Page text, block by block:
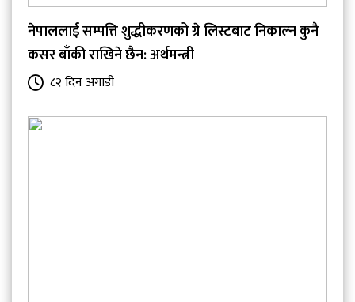
नेपाललाई सम्पत्ति शुद्धीकरणको ग्रे लिस्टबाट निकाल्न कुनै
कसर बाँकी राखिने छैन: अर्थमन्त्री
८२ दिन अगाडी